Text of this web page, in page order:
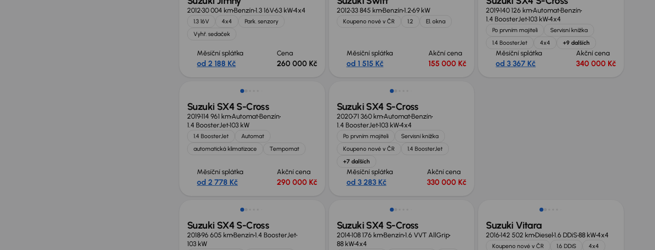
201230 004 kmBenzín1.3 16V63 kW4x4
1.3 16V 4x4
Park. senzory
Vyhř. sedaček
Měsíční splátka
od 2 188 Kč
Cena
260 000 Kč
201233 845 kmBenzín1.269 kW
Koupeno nové v ČR 1.2 El. okna
Měsíční splátka
od 1 515 Kč
Akční cena
155 000 Kč
2019140 126 kmAutomatBenzín
1.4 BoosterJet103 kW4x4
Po prvním majiteli
Servisní knížka
1.4 BoosterJet
4x4 +9 dalších
Měsíční splátka
od 3 367 Kč
Akční cena
340 000 Kč
Suzuki SX4 S-Cross
2019114 961 kmAutomatBenzín
1.4 BoosterJet103 kW
1.4 BoosterJet
Automat
automatická klimatizace
Tempomat
Měsíční splátka
od 2 778 Kč
Akční cena
290 000 Kč
Zlevněno o 30 000 Kč
Suzuki SX4 S-Cross
202071 360 kmAutomatBenzín
1.4 BoosterJet103 kW4x4
Po prvním majiteli
Servisní knížka
Koupeno nové v ČR
1.4 BoosterJet
+7 dalších
Měsíční splátka
od 3 283 Kč
Akční cena
330 000 Kč
Suzuki SX4 S-Cross
201896 605 kmBenzín1.4 BoosterJet
103 kW
Suzuki SX4 S-Cross
2014108 176 kmBenzín1.6 VVT AllGrip
88 kW4x4
Suzuki Vitara
2016142 502 kmDiesel1.6 DDiS88 kW4x4
Koupeno nové v ČR 1.6 DDiS
4x4